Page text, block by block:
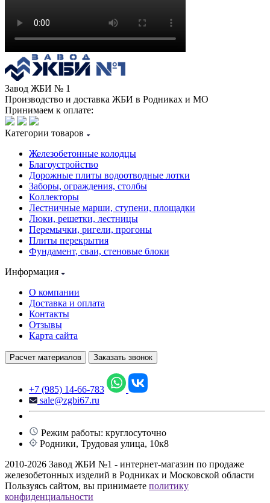
Завод ЖБИ № 1
Производство и доставка ЖБИ в Родниках и МО
Принимаем к оплате:
Категории товаров
Железобетонные колодцы
Благоустройство
Дорожные плиты водоотводные лотки
Заборы, ограждения, столбы
Коллекторы
Лестничные марши, ступени, площадки
Люки, решетки, лестницы
Перемычки, ригели, прогоны
Плиты перекрытия
Фундамент, сваи, стеновые блоки
Информация
О компании
Доставка и оплата
Контакты
Отзывы
Карта сайта
Расчет материалов Заказать звонок
+7 (985) 14-66-783
sale@zgbi67.ru
Режим работы: круглосуточно
Родники, Трудовая улица, 10к8
2010-2026 Завод ЖБИ №1 - интернет-магазин по продаже
железобетонных изделий в Родниках и Московской области
Пользуясь сайтом, вы принимаете политику
конфиденциальности